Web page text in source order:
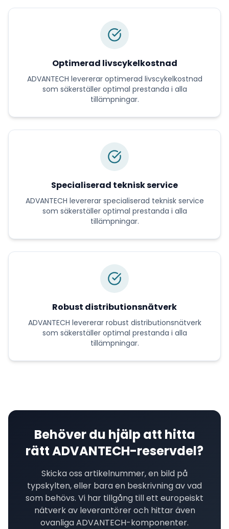
Optimerad livscykelkostnad
ADVANTECH levererar optimerad livscykelkostnad
som säkerställer optimal prestanda i alla
tillämpningar.
Specialiserad teknisk service
ADVANTECH levererar specialiserad teknisk service
som säkerställer optimal prestanda i alla
tillämpningar.
Robust distributionsnätverk
ADVANTECH levererar robust distributionsnätverk
som säkerställer optimal prestanda i alla
tillämpningar.
Behöver du hjälp att hitta
rättADVANTECH-reservdel?
Skicka oss artikelnummer, en bild på
typskylten, eller bara en beskrivning av vad
som behövs. Vi har tillgång till ett europeiskt
nätverk av leverantörer och hittar även
ovanligaADVANTECH-komponenter.